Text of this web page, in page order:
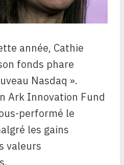
année, Cathie
fonds phare
Nasdaq ».
Ark Innovation Fund
performé le
les gains
valeurs